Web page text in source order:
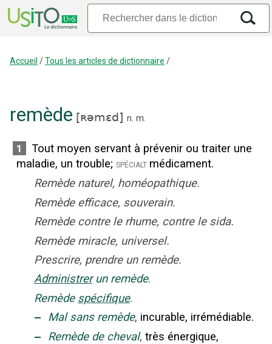
Accueil /Tous les articles de dictionnaire /
remède [ʀəmɛd] n. m.
1
Tout moyen servant à prévenir ou traiter une
maladie, un trouble; spécialt médicament.
Remède naturel, homéopathique.
Remède efficace, souverain.
Remède contre le rhume, contre le sida.
Remède miracle, universel.
Prescrire, prendre un remède.
Administrer un remède.
Remède spécifique.
‒ Mal sans remède, incurable, irrémédiable.
‒ Remède de cheval, très énergique,